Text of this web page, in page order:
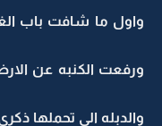
واول ما شافت باب
ورفعت الكنبه عن
والدبله الي تحملها